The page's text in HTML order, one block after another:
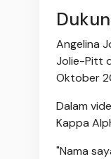
Angelina
Jolie-Pitt
Oktober
Dalam
Kappa
"Nama